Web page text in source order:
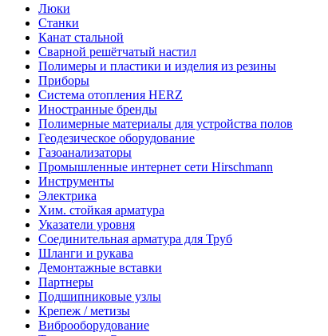
Люки
Станки
Канат стальной
Сварной решётчатый настил
Полимеры и пластики и изделия из резины
Приборы
Система отопления HERZ
Иностранные бренды
Полимерные материалы для устройства полов
Геодезическое оборудование
Газоанализаторы
Промышленные интернет сети Hirschmann
Инструменты
Электрика
Хим. стойкая арматура
Указатели уровня
Соединительная арматура для Труб
Шланги и рукава
Демонтажные вставки
Партнеры
Подшипниковые узлы
Крепеж / метизы
Виброоборудование